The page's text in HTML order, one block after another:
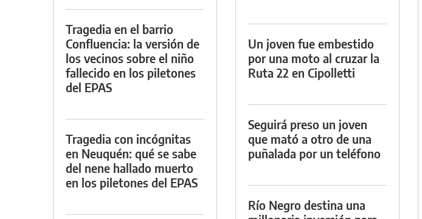
Tragedia en el barrio
Confluencia: la versión de
los vecinos sobre el niño
fallecido en los piletones
del EPAS
Tragedia con incógnitas
en Neuquén: qué se sabe
del nene hallado muerto
en los piletones del EPAS
Un joven fue embestido
por una moto al cruzar la
Ruta 22 en Cipolletti
Seguirá preso un joven
que mató a otro de una
puñalada por un teléfono
Río Negro destina una